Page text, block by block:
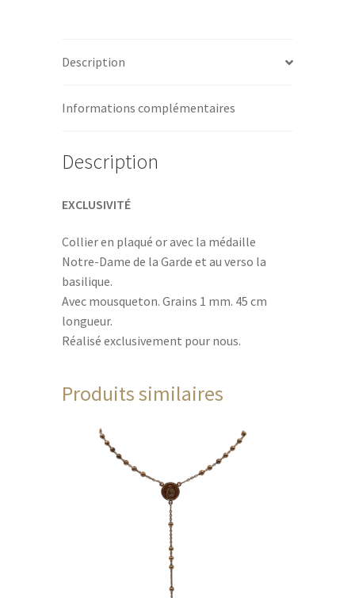
Description
Informations complémentaires
Description
EXCLUSIVITÉ
Collier en plaqué or avec la médaille
Notre-Dame de la Garde et au verso la
basilique.
Avec mousqueton. Grains 1 mm. 45 cm
longueur.
Réalisé exclusivement pour nous.
Produits similaires